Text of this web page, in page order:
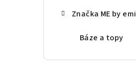
Značka ME by emi
Báze a topy